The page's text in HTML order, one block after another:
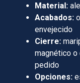
Material:
Acabados:
envejecido
Cierre:
magnético
pedido
Opciones: